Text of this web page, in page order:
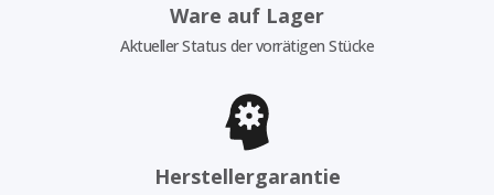
Ware auf Lager
Aktueller Status der vorrätigen Stücke
Herstellergarantie